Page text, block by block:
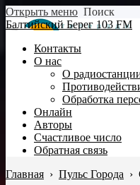
Открыть меню Поиск
Балтийский Берег 103 FM
Контакты
О нас
О
Обработка
Онлайн
Авторы
Счастливое число
Обратная связь
Главная › Пульс Города ›